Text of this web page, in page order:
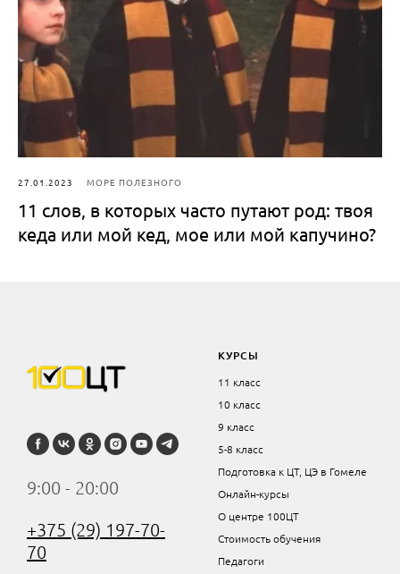
27.01.2023 МОРЕ ПОЛЕЗНОГО
11 слов, в которых часто путают род: твоя
кеда или мой кед, мое или мой капучино?
9:00 - 20:00
+375 (29) 197-70-
70
КУРСЫ
11 класс
10 класс
9 класс
5-8 класс
Подготовка к ЦТ, ЦЭ в Гомеле
Онлайн-курсы
О центре 100ЦТ
Стоимость обучения
Педагоги